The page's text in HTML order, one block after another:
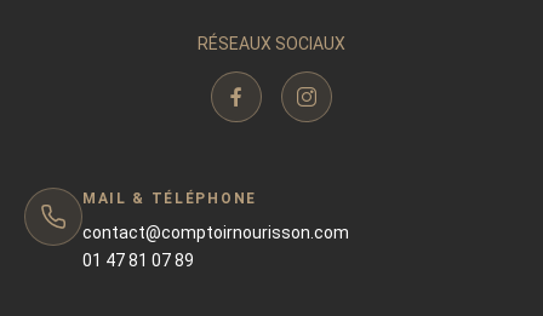
RÉSEAUX SOCIAUX
MAIL & TÉLÉPHONE
contact@comptoirnourisson.com
01 47 81 07 89